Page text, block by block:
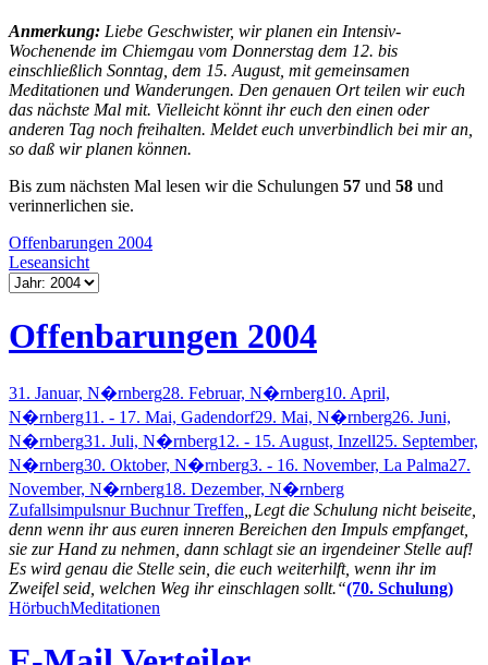
Anmerkung: Liebe Geschwister, wir planen ein Intensiv-
Wochenende im Chiemgau vom Donnerstag dem 12. bis
einschließlich Sonntag, dem 15. August, mit gemeinsamen
Meditationen und Wanderungen. Den genauen Ort teilen wir euch
das nächste Mal mit. Vielleicht könnt ihr euch den einen oder
anderen Tag noch freihalten. Meldet euch unverbindlich bei mir an,
so daß wir planen können.
Bis zum nächsten Mal lesen wir die Schulungen 57 und 58 und
verinnerlichen sie.
Offenbarungen 2004
Leseansicht
Offenbarungen 2004
31. Januar, N�rnberg28. Februar, N�rnberg10. April,
N�rnberg11. - 17. Mai, Gadendorf29. Mai, N�rnberg26. Juni,
N�rnberg31. Juli, N�rnberg12. - 15. August, Inzell25. September,
N�rnberg30. Oktober, N�rnberg3. - 16. November, La Palma27.
November, N�rnberg18. Dezember, N�rnberg
Zufallsimpulsnur Buchnur Treffen „Legt die Schulung nicht beiseite,
denn wenn ihr aus euren inneren Bereichen den Impuls empfanget,
sie zur Hand zu nehmen, dann schlagt sie an irgendeiner Stelle auf!
Es wird genau die Stelle sein, die euch weiterhilft, wenn ihr im
Zweifel seid, welchen Weg ihr einschlagen sollt.“(70. Schulung)
HörbuchMeditationen